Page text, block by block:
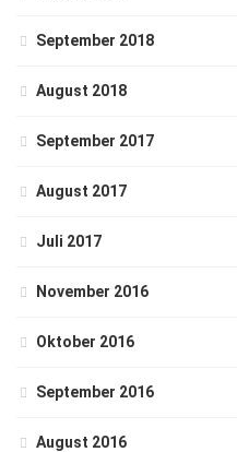
September 2018
August 2018
September 2017
August 2017
Juli 2017
November 2016
Oktober 2016
September 2016
August 2016